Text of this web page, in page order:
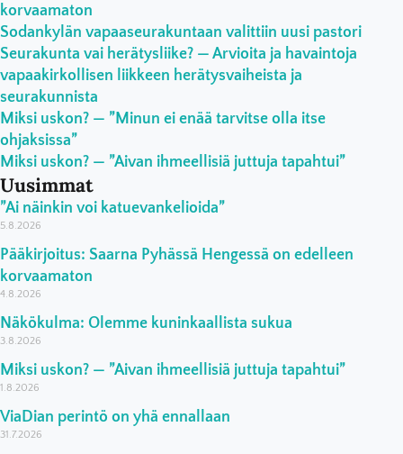
korvaamaton
Sodankylän vapaaseurakuntaan valittiin uusi pastori
Seurakunta vai herätysliike? — Arvioita ja havaintoja
vapaakirkollisen liikkeen herätysvaiheista ja
seurakunnista
Miksi uskon? — ”Minun ei enää tarvitse olla itse
ohjaksissa”
Miksi uskon? — ”Aivan ihmeellisiä juttuja tapahtui”
Uusimmat
”Ai näinkin voi katuevankelioida”
5.8.2026
Pääkirjoitus: Saarna Pyhässä Hengessä on edelleen
korvaamaton
4.8.2026
Näkökulma: Olemme kuninkaallista sukua
3.8.2026
Miksi uskon? — ”Aivan ihmeellisiä juttuja tapahtui”
1.8.2026
ViaDian perintö on yhä ennallaan
31.7.2026